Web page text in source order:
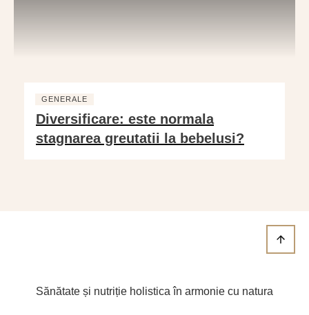
GENERALE
Diversificare: este normala
stagnarea greutatii la bebelusi?
Sănătate și nutriție holistica în armonie cu natura